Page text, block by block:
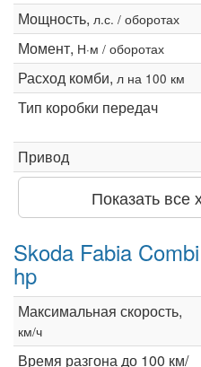
Мощность, л.с. / оборотах
Момент, Н·м / оборотах
Расход комби, л на 100 км
Тип коробки передач
Привод
Показать все
Skoda Fabia
hp
Максимальная скорость,
км/ч
Время разгона до 100 км/